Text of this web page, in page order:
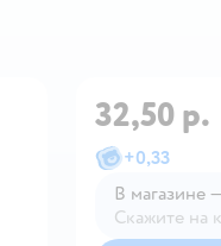
32,50 р.
+0,33
В магазине
Скажите на
В магазине —